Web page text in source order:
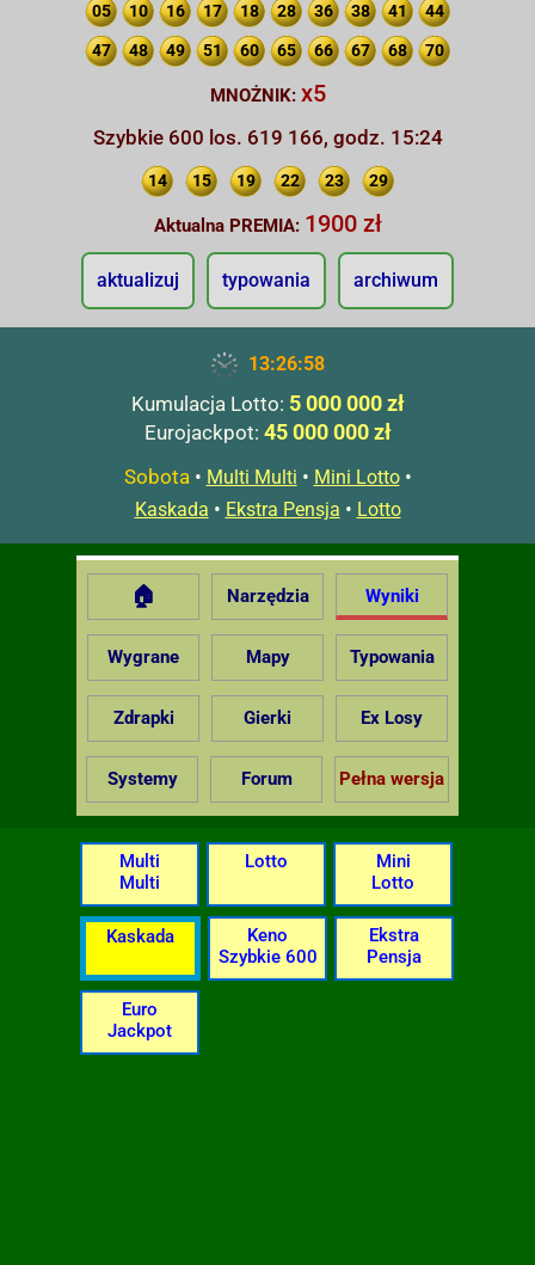
05 10 16 17 18 28 36 38 41 44
47 48 49 51 60 65 66 67 68 70
MNOŻNIK: x5
Szybkie 600 los. 619 166, godz. 15:24
14 15 19 22 23 29
Aktualna PREMIA: 1900 zł
aktualizuj typowania archiwum
13:26:59
Kumulacja Lotto: 5 000 000 zł
Eurojackpot: 45 000 000 zł
Sobota• Multi Multi • Mini Lotto•
Kaskada • Ekstra Pensja • Lotto
🏠 Narzędzia Wyniki
Wygrane Mapy Typowania
Zdrapki Gierki Ex Losy
Systemy Forum Pełna wersja
Multi
Multi
Lotto
Mini
Lotto
Kaskada
Keno
Szybkie 600
Ekstra
Pensja
Euro
Jackpot